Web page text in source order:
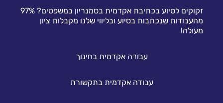
זקוקים לסיוע בכתיבת אקדמית בסמנריון במשפטים? 97%
מהעבודות שנכתבות בסיוע ובליווי שלנו מקבלות ציון
מעולה!
עבודה אקדמית בחינוך
עבודה אקדמית בתקשורת